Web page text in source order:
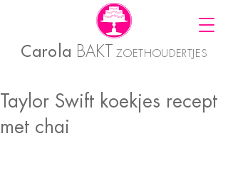
Carola BAKT ZOETHOUDERTJES
Taylor Swift koekjes recept
met chai